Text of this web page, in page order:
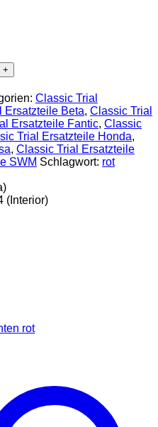
Classic Trial
Ersatzteile Beta, Classic Trial
Ersatzteile Fantic, Classic
Trial Ersatzteile Honda,
, Classic Trial Ersatzteile
SWM Schlagwort: rot
(Interior)